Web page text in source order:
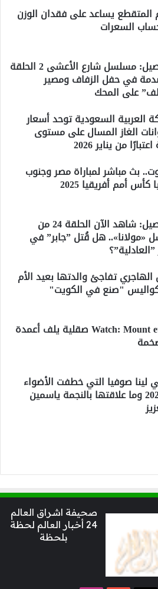
المتقطع يساعد على فقدان الوزن
السعرات
بالتفاصيل: مسلسل شارع الأعشى 2 الحلقة
صدمة في حفل الزفاف ومصير
على المحك
العربية السعودية توحد أسعار
الغاز المسال على مستوى
من يناير 2026
بث مباشر لمباراة مصر وجنوب
كأس أمم أفريقيا 2025
بالتفاصيل: شاهد الآن الحلقة 24 من
«مولانا».. هل قُتل ”جابر” في
”العادلية”؟
تفاجئ والدتها بعيد الأم
"صنع في الكويت"
Watch: Mount etna in صقلية يلف أعمدة
صوفيا التي خطفت الأضواء
في 2025 وما علاقتها بالنجمة ياسمين
صحيفة اشراق العالم
24 أخبار العالم لحظة
بلحظة